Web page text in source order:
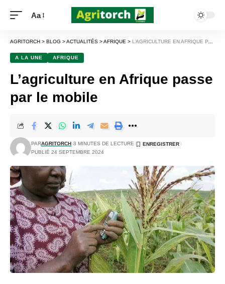
Aa
AGRITORCH > BLOG >ACTUALITÉS >AFRIQUE > L’AGRICULTURE EN AFRIQUE PASSE PAR LE MOBILE
A LA UNE AFRIQUE
L’agriculture en Afrique passe
par le mobile
PARAGRITORCH 3 MINUTES DE LECTURE
PUBLIÉ 24 SEPTEMBRE 2024